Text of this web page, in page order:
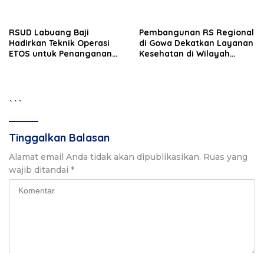
RSUD Labuang Baji
Hadirkan Teknik Operasi
ETOS untuk Penanganan
Pembangunan RS Regional
di Gowa Dekatkan Layanan
Kesehatan di Wilayah
```
Tinggalkan Balasan
Alamat email Anda tidak akan dipublikasikan. Ruas yang
wajib ditandai *